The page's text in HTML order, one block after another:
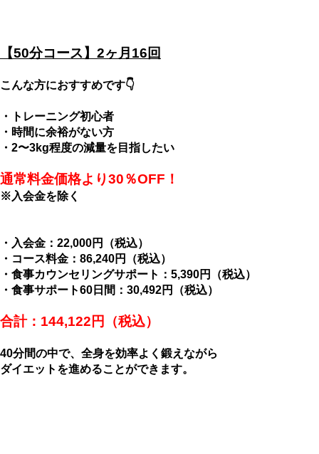
【50分コース】2ヶ月16回
こんな方におすすめです👇
・トレーニング初心者
・時間に余裕がない方
・2〜3kg程度の減量を目指したい
通常料金価格より30％OFF！
※入会金を除く
・入会金：22,000円（税込）
・コース料金：86,240円（税込）
・食事カウンセリングサポート：5,390円（税込）
・食事サポート60日間：30,492円（税込）
合計：144,122円（税込）
40分間の中で、全身を効率よく鍛えながら
ダイエットを進めることができます。